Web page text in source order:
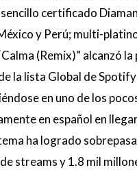
certificado
y Perú; multi-
(Remix)” alcanzó
la lista Global de Spotify
en uno de los
en español en
ha logrado
streams y 1.8 mil